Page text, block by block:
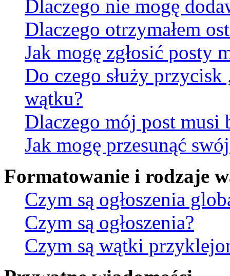
Dlaczego nie mogę
Dlaczego otrzymałem
Jak mogę zgłosić posty
Do czego służy
wątku?
Dlaczego mój post musi
Jak mogę przesunąć
Formatowanie i rodzaje
Czym są ogłoszenia
Czym są ogłoszenia?
Czym są wątki